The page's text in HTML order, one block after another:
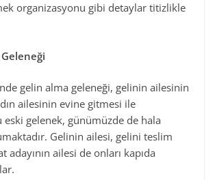
organizasyonu gibi detaylar titizlikle
gelin alma geleneği, gelinin ailesinin
ailesinin evine gitmesi ile
eski gelenek, günümüzde de hala
Gelinin ailesi, gelini teslim
adayının ailesi de onları kapıda